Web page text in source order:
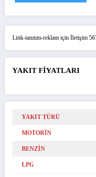
Link-tanıtım-reklam için İletişim
YAKIT FİYATLARI
YAKIT TÜRÜ
MOTORİN
BENZİN
LPG